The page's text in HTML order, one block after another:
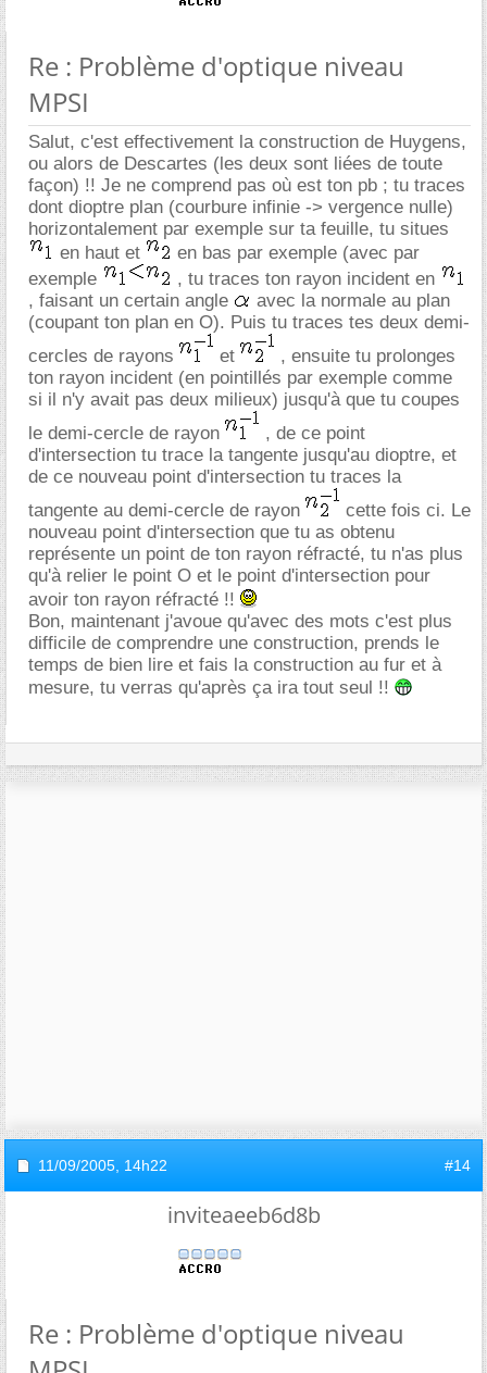
Re : Problème d'optique niveau
MPSI
Salut, c'est effectivement la construction de Huygens,
ou alors de Descartes (les deux sont liées de toute
façon) !! Je ne comprend pas où est ton pb ; tu traces
dont dioptre plan (courbure infinie -> vergence nulle)
horizontalement par exemple sur ta feuille, tu situes
en haut et
en bas par exemple (avec par
exemple
, tu traces ton rayon incident en
, faisant un certain angle
avec la normale au plan
(coupant ton plan en O). Puis tu traces tes deux demi-
cercles de rayons
et
, ensuite tu prolonges
ton rayon incident (en pointillés par exemple comme
si il n'y avait pas deux milieux) jusqu'à que tu coupes
le demi-cercle de rayon
, de ce point
d'intersection tu trace la tangente jusqu'au dioptre, et
de ce nouveau point d'intersection tu traces la
tangente au demi-cercle de rayon
cette fois ci. Le
nouveau point d'intersection que tu as obtenu
représente un point de ton rayon réfracté, tu n'as plus
qu'à relier le point O et le point d'intersection pour
avoir ton rayon réfracté !!
Bon, maintenant j'avoue qu'avec des mots c'est plus
difficile de comprendre une construction, prends le
temps de bien lire et fais la construction au fur et à
mesure, tu verras qu'après ça ira tout seul !!
11/09/2005, 14h22 #14
inviteaeeb6d8b
Re : Problème d'optique niveau